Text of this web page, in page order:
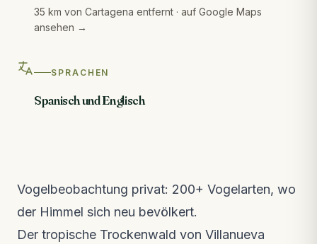
35 km von Cartagena entfernt · auf Google Maps
ansehen →
SPRACHEN
Spanisch und Englisch
Vogelbeobachtung privat: 200+ Vogelarten, wo
der Himmel sich neu bevölkert.
Der tropische Trockenwald von Villanueva